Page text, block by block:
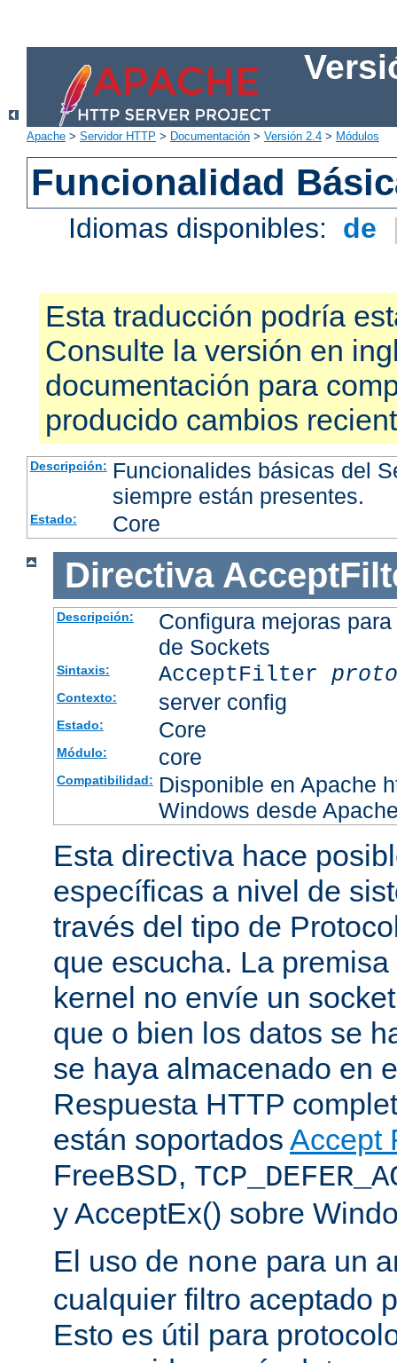
Apache > Servidor HTTP > Documentación > Versión 2.4 > Módulos
Funcionalidad
Idiomas disponibles: de
Esta traducción podría
Consulte la versión en
documentación para
producido cambios
Descripción: Funcionalides básicas del
siempre están presentes.
Estado: Core
Directiva
Descripción:
Configura mejoras
de Sockets
Sintaxis: AcceptFilter
Contexto: server config
Estado: Core
Módulo: core
Compatibilidad: Disponible en Apache
Windows desde
Esta directiva hace
específicas a nivel de
través del tipo de
que escucha. La
kernel no envíe un
que o bien los datos se
se haya almacenado en
Respuesta HTTP
están soportados Accept
FreeBSD,
y AcceptEx() sobre
El uso de none para un
cualquier filtro aceptado
Esto es útil para